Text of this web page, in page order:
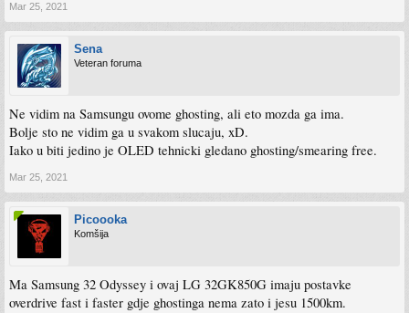
Mar 25, 2021
Sena
Veteran foruma
Ne vidim na Samsungu ovome ghosting, ali eto mozda ga ima.
Bolje sto ne vidim ga u svakom slucaju, xD.
Iako u biti jedino je OLED tehnicki gledano ghosting/smearing free.
Mar 25, 2021
Picoooka
Komšija
Ma Samsung 32 Odyssey i ovaj LG 32GK850G imaju postavke
overdrive fast i faster gdje ghostinga nema zato i jesu 1500km.